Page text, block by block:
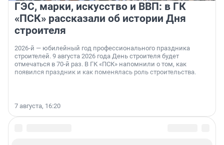
ГЭС, марки, искусство и ВВП: в ГК
«ПСК» рассказали об истории Дня
строителя
2026-й — юбилейный год профессионального праздника
строителей. 9 августа 2026 года День строителя будет
отмечаться в 70-й раз. В ГК «ПСК» напомнили о том, как
появился праздник и как поменялась роль строительства.
7 августа, 16:20